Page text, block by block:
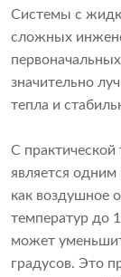
Системы с
сложных
значительно
тепла и
С практической
является
как воздушное
температур до
может
градусов. Это